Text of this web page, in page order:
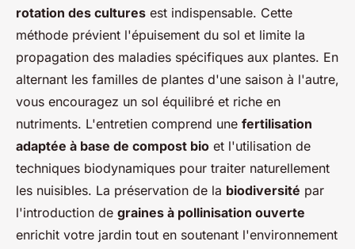
rotation des cultures est indispensable. Cette
méthode prévient l'épuisement du sol et limite la
propagation des maladies spécifiques aux plantes. En
alternant les familles de plantes d'une saison à l'autre,
vous encouragez un sol équilibré et riche en
nutriments. L'entretien comprend une fertilisation
adaptée à base de compost bio et l'utilisation de
techniques biodynamiques pour traiter naturellement
les nuisibles. La préservation de la biodiversité par
l'introduction de graines à pollinisation ouverte
enrichit votre jardin tout en soutenant l'environnement